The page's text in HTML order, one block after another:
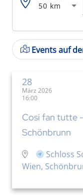
50 km
Events auf
28
März 2026
16:00
Cosi fan tutte
Schönbrunn
Schloss
Wien,